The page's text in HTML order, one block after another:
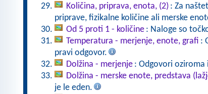
Količina, priprava, enota, (2) : Za
priprave, fizikalne količine ali merske
Od 5 proti 1 - količine : Naloge so
Temperatura - merjenje, enote, grafi :
pravi odgovor.
Dolžina - merjenje : Odgovori oziroma
Dolžina - merske enote, predstava
je le eden.